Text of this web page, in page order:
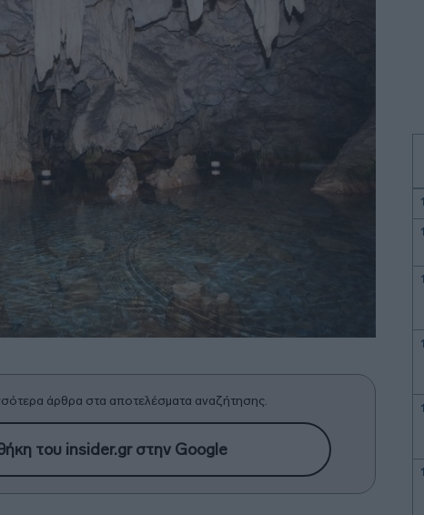
άρθρα στα αποτελέσματα αναζήτησης.
του insider.gr στην Google